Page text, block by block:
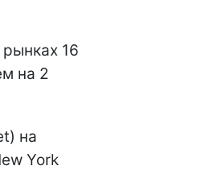
16
на 2
на
York